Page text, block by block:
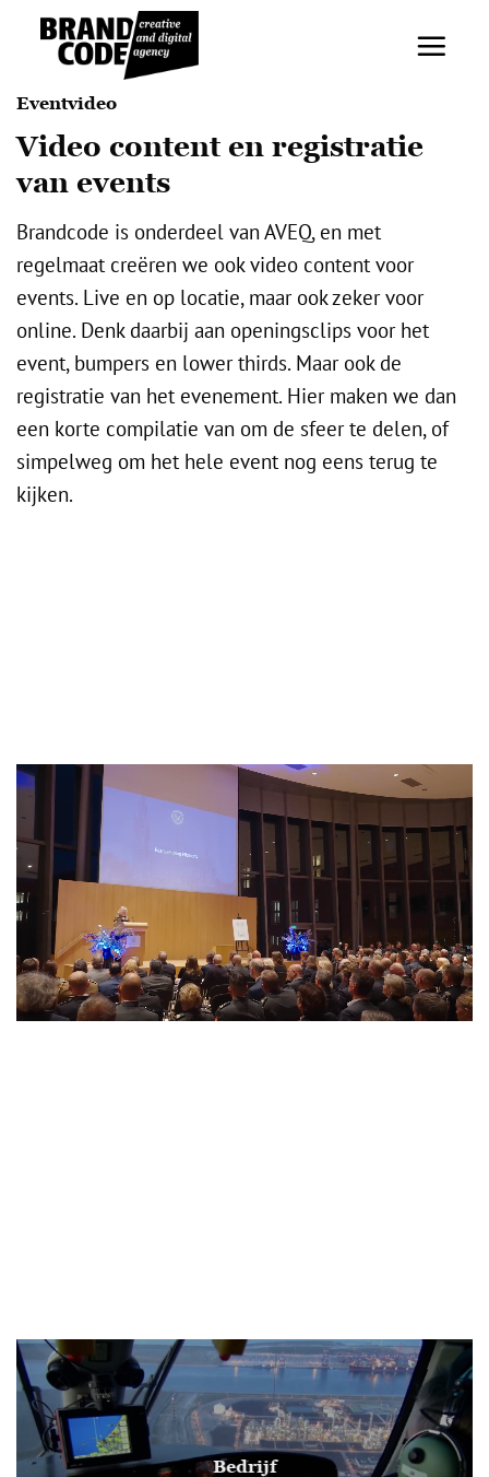
Eventvideo
Video content en registratie
van events
Brandcode is onderdeel van AVEQ, en met
regelmaat creëren we ook video content voor
events. Live en op locatie, maar ook zeker voor
online. Denk daarbij aan openingsclips voor het
event, bumpers en lower thirds. Maar ook de
registratie van het evenement. Hier maken we dan
een korte compilatie van om de sfeer te delen, of
simpelweg om het hele event nog eens terug te
kijken.
Bedrijf